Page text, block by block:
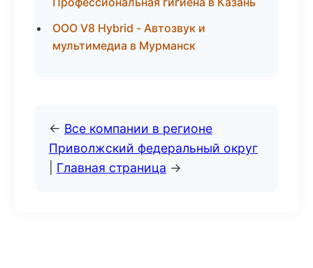
ООО V8 Hybrid - Автозвук и
мультимедиа в Мурманск
← Все компании в регионе
Приволжский федеральный округ
Главная страница →